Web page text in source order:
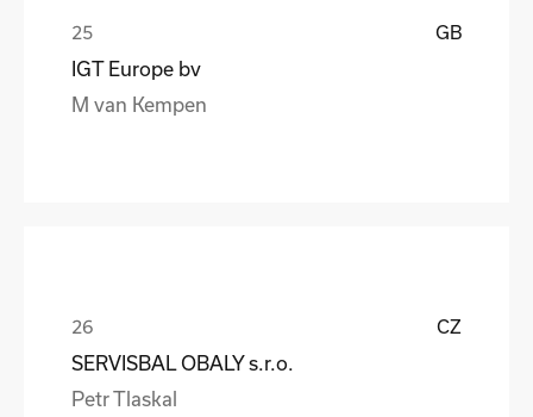
GB
IGT Europe bv
M van Kempen
CZ
SERVISBAL OBALY s.r.o.
Petr Tlaskal